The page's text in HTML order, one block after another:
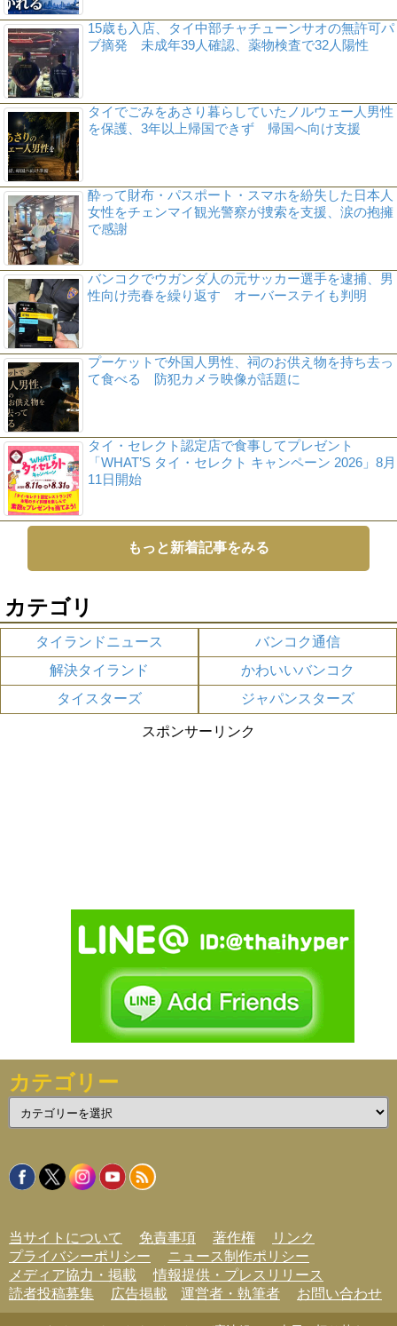
15歳も入店、タイ中部チャチューンサオの無許可パ
ブ摘発 未成年39人確認、薬物検査で32人陽性
タイでごみをあさり暮らしていたノルウェー人男性
を保護、3年以上帰国できず 帰国へ向け支援
酔って財布・パスポート・スマホを紛失した日本人
女性をチェンマイ観光警察が捜索を支援、涙の抱擁
で感謝
バンコクでウガンダ人の元サッカー選手を逮捕、男
性向け売春を繰り返す オーバーステイも判明
プーケットで外国人男性、祠のお供え物を持ち去っ
て食べる 防犯カメラ映像が話題に
タイ・セレクト認定店で食事してプレゼント
「WHAT’S タイ・セレクト キャンペーン 2026」8月
11日開始
もっと新着記事をみる
カテゴリ
タイランドニュース
バンコク通信
解決タイランド
かわいいバンコク
タイスターズ
ジャパンスターズ
スポンサーリンク
カテゴリー
テ
リ
ー
当サイトについて 免責事項 著作権
リンク
プライバシーポリシー
ニュース制作ポリシー
メディア協力・掲載
情報提供・プレスリリース
読者投稿募集
広告掲載 運営者・執筆者 お問い合わせ